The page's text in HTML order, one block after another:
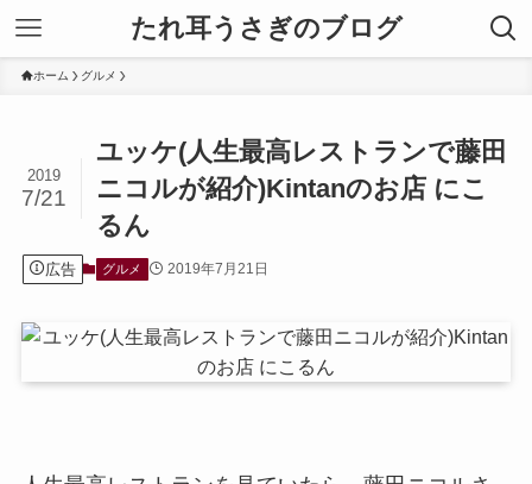
たれ耳うさぎのブログ
ホーム グルメ
ユッケ(人生最高レストランで藤田
ニコルが紹介)Kintanのお店 にこ
るん
2019
7/21
広告 グルメ 2019年7月21日